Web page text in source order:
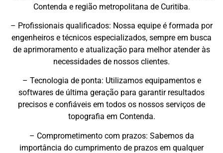
Contenda e região metropolitana de Curitiba.
– Profissionais qualificados: Nossa equipe é formada por
engenheiros e técnicos especializados, sempre em busca
de aprimoramento e atualização para melhor atender às
necessidades de nossos clientes.
– Tecnologia de ponta: Utilizamos equipamentos e
softwares de última geração para garantir resultados
precisos e confiáveis em todos os nossos serviços de
topografia em Contenda.
– Comprometimento com prazos: Sabemos da
importância do cumprimento de prazos em qualquer